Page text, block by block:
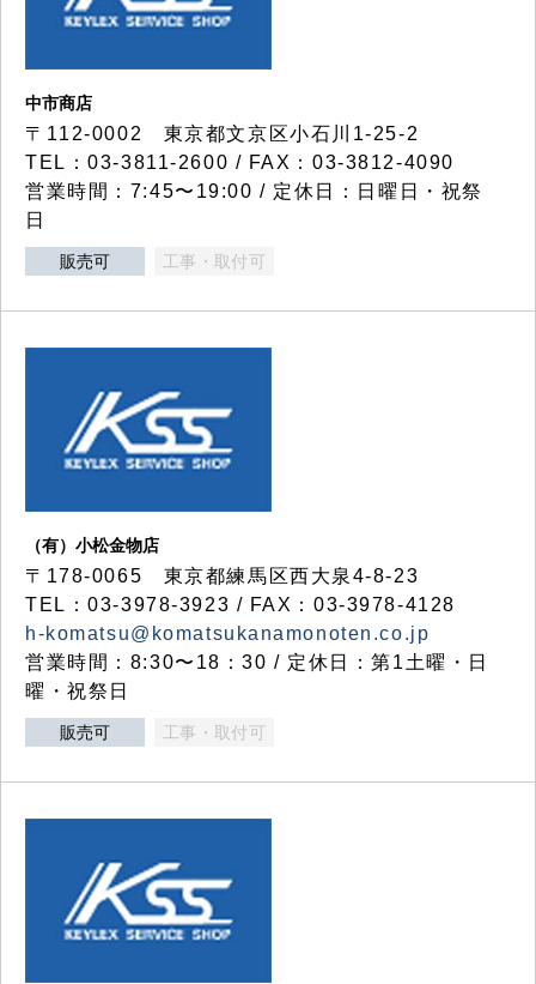
中市商店
〒112-0002 東京都文京区小石川1-25-2
TEL：03-3811-2600 / FAX：03-3812-4090
営業時間：7:45〜19:00 / 定休日：日曜日・祝祭
日
販売可 工事・取付可
（有）小松金物店
〒178-0065 東京都練馬区西大泉4-8-23
TEL：03-3978-3923 / FAX：03-3978-4128
h-komatsu@komatsukanamonoten.co.jp
営業時間：8:30〜18：30 / 定休日：第1土曜・日
曜・祝祭日
販売可 工事・取付可